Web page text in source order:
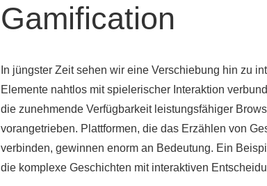
Gamification
In jüngster Zeit sehen wir eine Verschiebung hin zu
Elemente nahtlos mit spielerischer Interaktion
die zunehmende Verfügbarkeit leistungsfähiger
vorangetrieben. Plattformen, die das Erzählen von
verbinden, gewinnen enorm an Bedeutung. Ein
die komplexe Geschichten mit interaktiven